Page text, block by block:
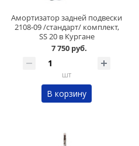
Амортизатор задней подвески
2108-09 /стандарт/ комплект,
SS 20 в Кургане
7 750 руб.
шт
В корзину